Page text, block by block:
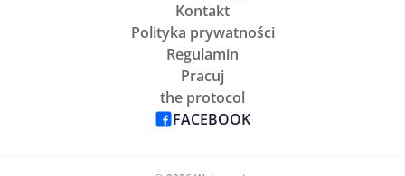
Kontakt
Polityka prywatności
Regulamin
Pracuj
the protocol
FACEBOOK